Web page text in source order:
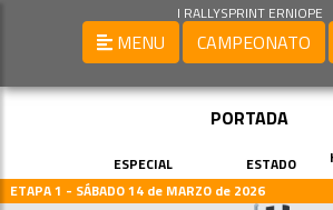
I RALLYSPRINT ERNIOPE
MENU CAMPEONATO
PORTADA
ESPECIAL ESTADO
ETAPA 1 - SÁBADO 14 de MARZO de 2026